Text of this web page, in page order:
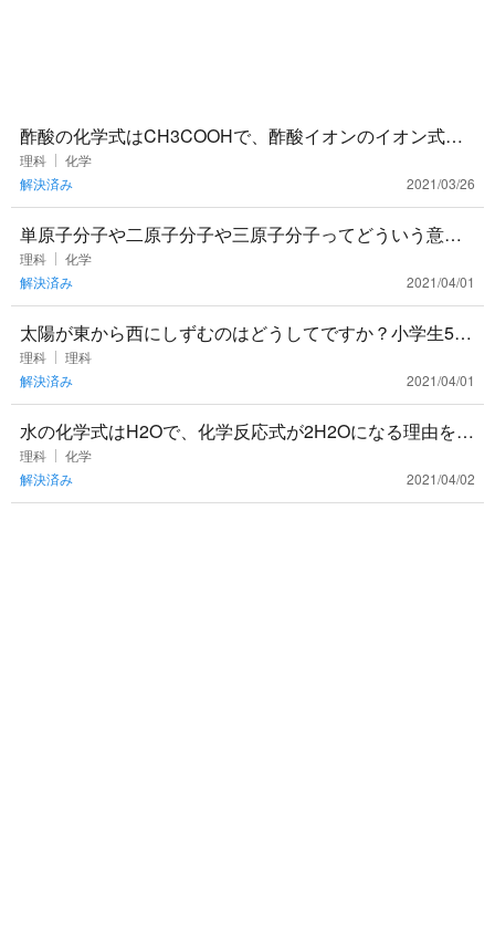
酢酸の化学式はCH3COOHで、酢酸イオンのイオン式は
CH3COO-になる意味が分からないです…Hはどこにいる
んですか？
理科
化学
解決済み
2021/03/26
単原子分子や二原子分子や三原子分子ってどういう意味
ですか？ 希ガスは単原子分子ということは分かりました
が、なぜですか？
理科
化学
解決済み
2021/04/01
太陽が東から西にしずむのはどうしてですか？小学生5年
生にわかるようにおしえてください
理科
理科
解決済み
2021/04/01
水の化学式はH2Oで、化学反応式が2H2Oになる理由を教
えてください！理科が苦手です…
理科
化学
解決済み
2021/04/02